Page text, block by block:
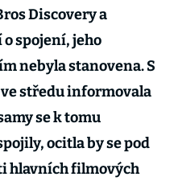
Discovery a
spojení, jeho
nebyla stanovena. S
středu informovala
se k tomu
ocitla by se pod
hlavních filmových